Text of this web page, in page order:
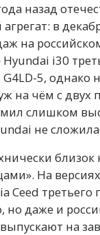
назад
в
на
i30
5, однако
на чём с двух
слишком
не
На
Ceed
но даже и
на